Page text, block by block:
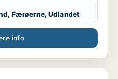
Færøerne, Udlandet
info